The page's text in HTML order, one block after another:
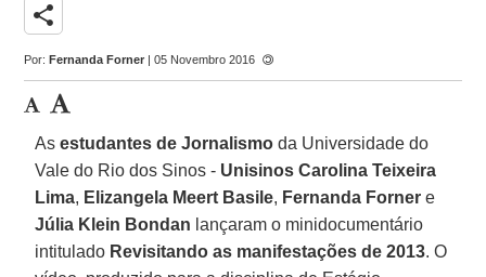
share
Por:Fernanda Forner | 05 Novembro 2016
Asestudantes de Jornalismo da Universidade do
Vale do Rio dos Sinos - Unisinos Carolina Teixeira
Lima, Elizangela Meert Basile, Fernanda Forner e
Júlia Klein Bondan lançaram o minidocumentário
intitulado Revisitando as manifestações de 2013. O